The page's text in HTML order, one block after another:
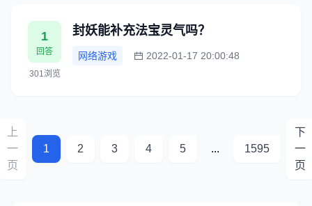
1
回答
301浏览
封妖能补充法宝灵气吗？
网络游戏 2022-01-17 20:00:48
上
一
页
1 2 3 4 5 ... 1595
下
一
页